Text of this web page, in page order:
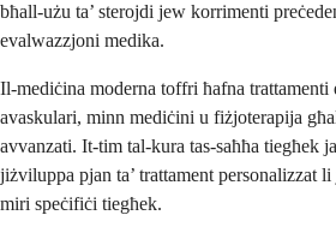
bħall-użu ta’ sterojdi jew korrimenti
evalwazzjoni medika.
Il-mediċina moderna toffri ħafna
avaskulari, minn mediċini u fiżjoterapija
avvanzati. It-tim tal-kura tas-saħħa tiegħek
jiżviluppa pjan ta’ trattament personalizzat
miri speċifiċi tiegħek.